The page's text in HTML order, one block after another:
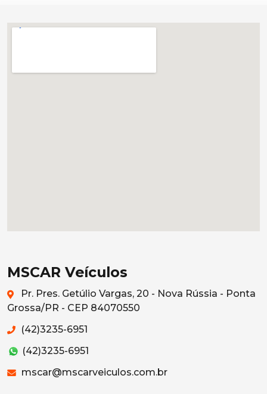
MSCAR Veículos
Pr. Pres. Getúlio Vargas, 20 - Nova Rússia - Ponta
Grossa/PR - CEP 84070550
(42)3235-6951
(42)3235-6951
mscar@mscarveiculos.com.br